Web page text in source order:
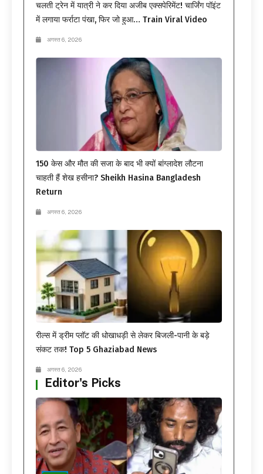
चलती ट्रेन में यात्री ने कर दिया अजीब एक्सपेरिमेंट! चार्जिंग पॉइंट
में लगाया फर्राटा पंखा, फिर जो हुआ… Train Viral Video
अगस्त 6, 2026
150 केस और मौत की सजा के बाद भी क्यों बांग्लादेश लौटना
चाहती हैं शेख हसीना? Sheikh Hasina Bangladesh
Return
अगस्त 6, 2026
रील्स में ड्रीम प्लॉट की धोखाधड़ी से लेकर बिजली-पानी के बड़े
संकट तक! Top 5 Ghaziabad News
अगस्त 6, 2026
Editor's Picks